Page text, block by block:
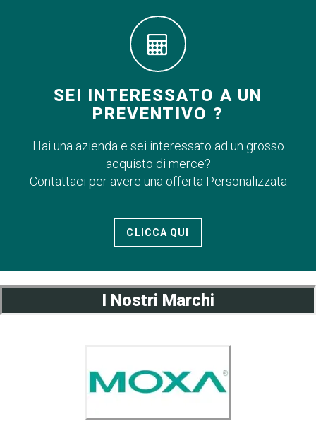
SEI INTERESSATO A UN
PREVENTIVO ?
Hai una azienda e sei interessato ad un grosso
acquisto di merce?
Contattaci per avere una offerta Personalizzata
CLICCA QUI
I Nostri Marchi